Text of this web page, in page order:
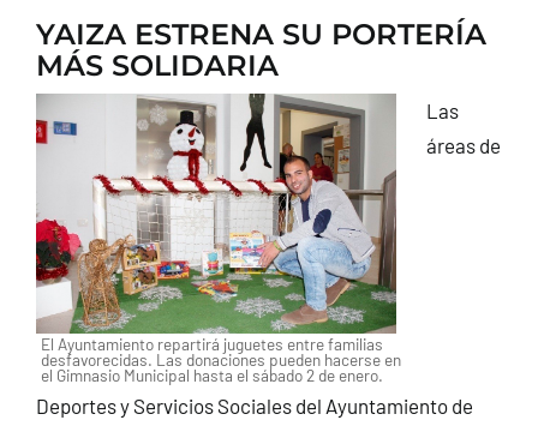
YAIZA ESTRENA SU PORTERÍA
MÁS SOLIDARIA
El Ayuntamiento repartirá juguetes entre familias
desfavorecidas. Las donaciones pueden hacerse en
el Gimnasio Municipal hasta el sábado 2 de enero.
Las
áreas de
Deportes y Servicios Sociales del Ayuntamiento de